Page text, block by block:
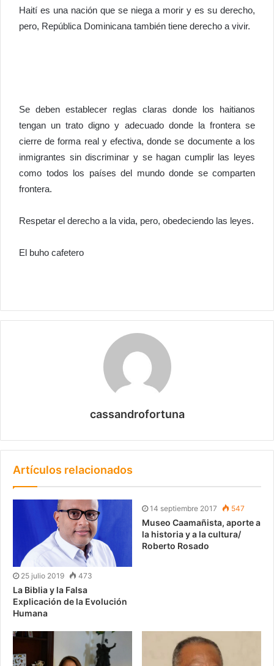
Haití es una nación que se niega a morir y es su derecho,
pero, República Dominicana también tiene derecho a vivir.
Se deben establecer reglas claras donde los haitianos
tengan un trato digno y adecuado donde la frontera se
cierre de forma real y efectiva, donde se documente a los
inmigrantes sin discriminar y se hagan cumplir las leyes
como todos los países del mundo donde se comparten
frontera.
Respetar el derecho a la vida, pero, obedeciendo las leyes.
El buho cafetero
cassandrofortuna
Artículos relacionados
25 julio 2019 473
La Biblia y la Falsa
Explicación de la Evolución
Humana
14 septiembre 2017 547
Museo Caamañista, aporte a
la historia y a la cultura/
Roberto Rosado